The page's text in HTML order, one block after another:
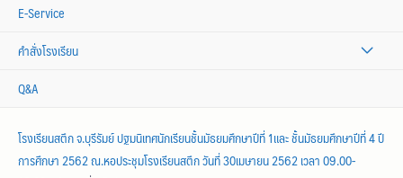
E-Service
คำสั่งโรงเรียน
Q&A
โรงเรียนสตึก จ.บุรีรัมย์ ปฐมนิเทศนักเรียนชั้นมัธยมศึกษาปีที่ 1และ ชั้นมัธยมศึกษาปีที่ 4 ปี
การศึกษา 2562 ณ.หอประชุมโรงเรียนสตึก วันที่ 30เมษายน 2562 เวลา 09.00-